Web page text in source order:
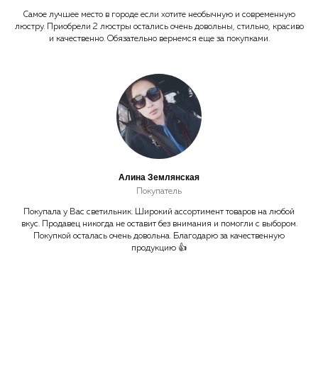
Самое лучшее место в городе если хотите необычную и современную
люстру. Приобрели 2 люстры остались очень довольны, стильно, красиво
и качественно. Обязательно вернемся еще за покупками.
Алина Землянская
Покупатель
Покупала у Вас светильник. Широкий ассортимент товаров на любой
вкус. Продавец никогда не оставит без внимания и помогли с выбором.
Покупкой осталась очень довольна. Благодарю за качественную
продукцию 👍